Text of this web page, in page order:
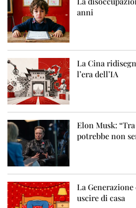
anni
La Cina
l’era dell’IA
Elon Musk:
potrebbe non
La
uscire di casa